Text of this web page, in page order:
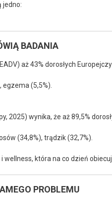
jedno:
BADANIA
aż 43% dorosłych
(5,5%).
2025) wynika, że aż 89,5%
(34,8%), trądzik (32,7%).
która na co dzień
PROBLEMU